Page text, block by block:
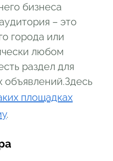
бизнеса
– это
города или
любом
раздел для
объявлений.Здесь
площадках
.